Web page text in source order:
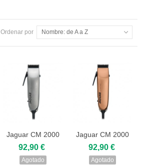
Ordenar por Nombre: de A a Z
Jaguar CM 2000
92,90 €
Agotado
Jaguar CM 2000
Coral
92,90 €
Agotado